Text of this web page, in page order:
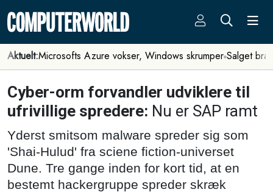
Aktuelt:Microsofts Azure vokser, Windows skrumper Salget
Cyber-orm forvandler udviklere til
ufrivillige spredere: Nu er SAP ramt
Yderst smitsom malware spreder sig som
'Shai-Hulud' fra sciene fiction-universet
Dune. Tre gange inden for kort tid, at en
bestemt hackergruppe spreder skræk